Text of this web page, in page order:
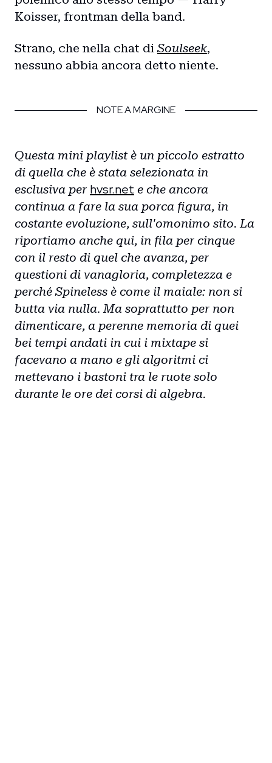
Koisser, frontman della band.
Strano, che nella chat diSoulseek,
nessuno abbia ancora detto niente.
NOTE A MARGINE
Questa mini playlist è un piccolo estratto
di quella che è stata selezionata in
esclusiva per hvsr.net e che ancora
continua a fare la sua porca figura, in
costante evoluzione, sull'omonimo sito. La
riportiamo anche qui, in fila per cinque
con il resto di quel che avanza, per
questioni di vanagloria, completezza e
perché Spineless è come il maiale: non si
butta via nulla. Ma soprattutto per non
dimenticare, a perenne memoria di quei
bei tempi andati in cui i mixtape si
facevano a mano e gli algoritmi ci
mettevano i bastoni tra le ruote solo
durante le ore dei corsi di algebra.